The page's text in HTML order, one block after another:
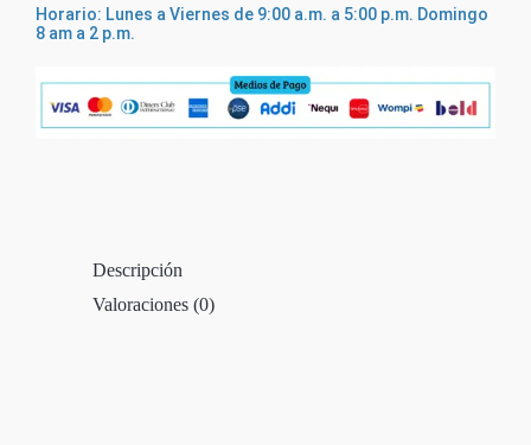
Horario: Lunes a Viernes de 9:00 a.m. a 5:00 p.m. Domingo
8 am a 2 p.m.
Descripción
Valoraciones (0)